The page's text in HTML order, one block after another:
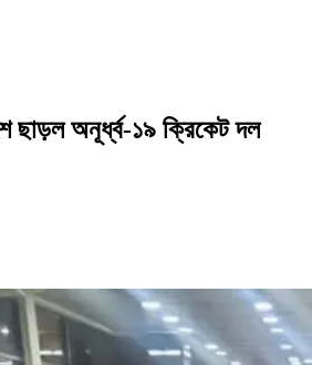
ছাড়ল অনূর্ধ্ব-১৯ ক্রিকেট দল